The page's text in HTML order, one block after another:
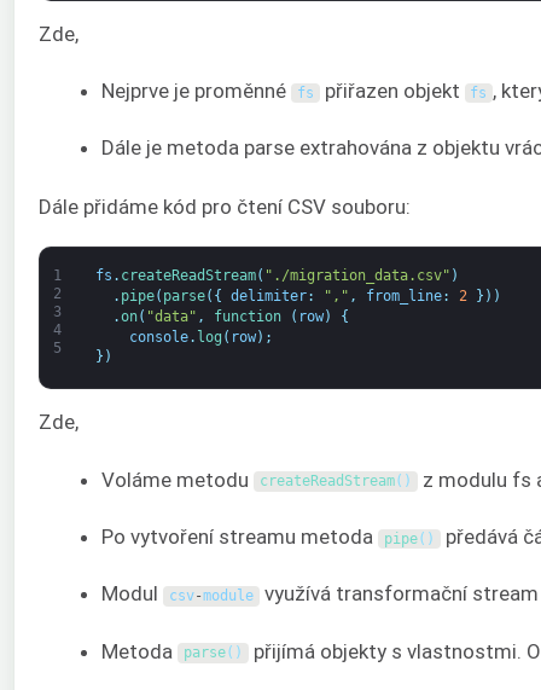
Zde,
Nejprve je proměnné fs přiřazen objekt fs ,
Dále je metoda parse extrahována z objektu
Dále přidáme kód pro čtení CSV souboru:
1
2
3
4
5
fs . createReadStream( "./migration_data.csv" )
. pipe( parse( { delimiter: "," , from_line: 2 } ) )
.on( "data" , function ( row)
{
console. log ( row) ;
} )
Zde,
Voláme metodu createReadStream( ) z modulu fs
Po vytvoření streamu metoda pipe( ) předává
Modul csv-module využívá transformační
Metoda parse( ) přijímá objekty s vlastnostmi.